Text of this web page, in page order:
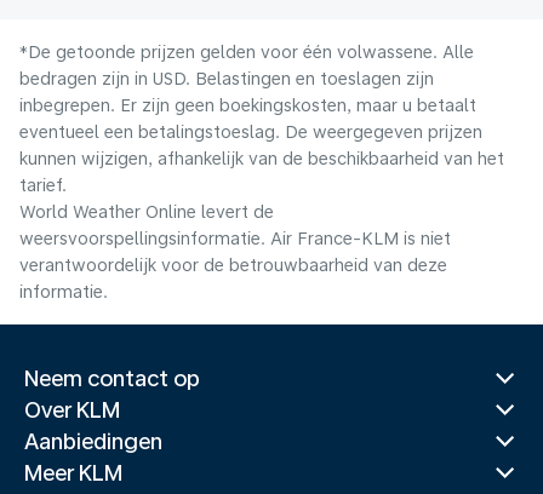
*De getoonde prijzen gelden voor één volwassene. Alle
bedragen zijn in USD. Belastingen en toeslagen zijn
inbegrepen. Er zijn geen boekingskosten, maar u betaalt
eventueel een betalingstoeslag. De weergegeven prijzen
kunnen wijzigen, afhankelijk van de beschikbaarheid van het
tarief.
World Weather Online levert de
weersvoorspellingsinformatie. Air France-KLM is niet
verantwoordelijk voor de betrouwbaarheid van deze
informatie.
Neem contact op
Over KLM
Aanbiedingen
Meer KLM